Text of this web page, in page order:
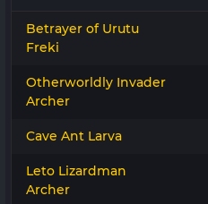
Betrayer of Urutu
Freki
Otherworldly Invader
Archer
Cave Ant Larva
Leto Lizardman
Archer